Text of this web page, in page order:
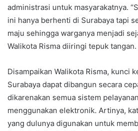
administrasi untuk masyarakatnya.
ini hanya berhenti di Surabaya tapi
maju sehingga warganya menjadi
Walikota Risma diiringi tepuk tangan.
Disampaikan Walikota Risma, kunci
Surabaya dapat dibangun secara
dikarenakan semua sistem
menggunakan elektronik. Artinya,
yang dulunya digunakan untuk